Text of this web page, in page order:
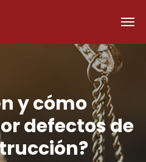
y cómo
defectos de